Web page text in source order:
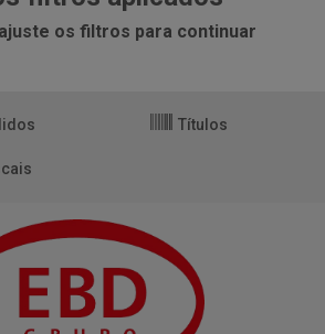
os filtros para continuar
Títulos